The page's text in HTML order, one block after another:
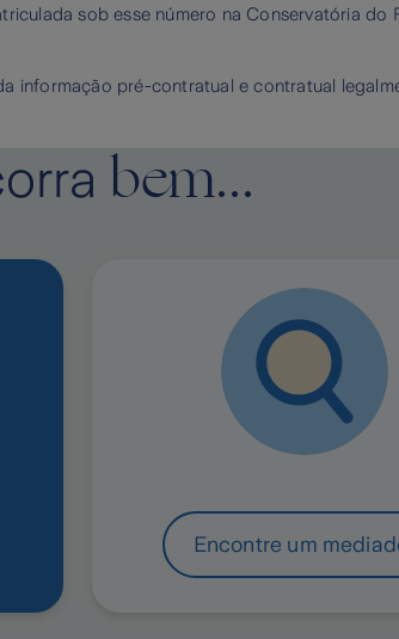
sob esse número na Conservatória
informação pré-contratual e contratual
bem...
Encontre um